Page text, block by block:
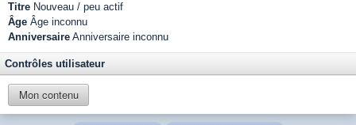
Titre Nouveau / peu actif
Âge Âge inconnu
Anniversaire Anniversaire inconnu
Contrôles utilisateur
Mon contenu